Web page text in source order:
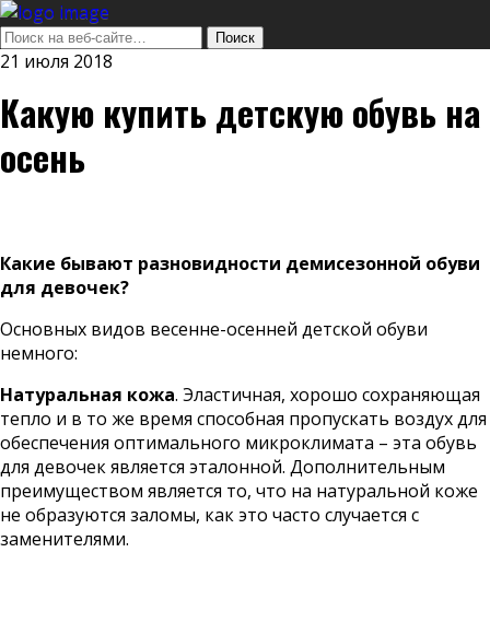
21 июля 2018
Какую купить детскую обувь на
осень
Какие бывают разновидности демисезонной обуви
для девочек?
Основных видов весенне-осенней детской обуви
немного:
Натуральная кожа. Эластичная, хорошо сохраняющая
тепло и в то же время способная пропускать воздух для
обеспечения оптимального микроклимата – эта обувь
для девочек является эталонной. Дополнительным
преимуществом является то, что на натуральной коже
не образуются заломы, как это часто случается с
заменителями.